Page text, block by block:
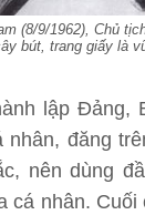
(8/9/1962), Chủ
bút, trang giấy là
lập Đảng,
đăng
nên dùng
cá nhân.